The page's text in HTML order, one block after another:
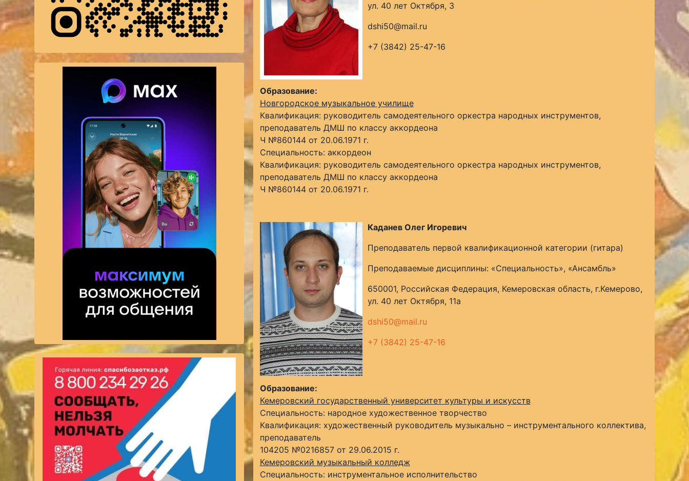
ул. 40 лет Октября, 3
dshi50@mail.ru
+7 (3842) 25-47-16
Образование:
Новгородское музыкальное училище
Квалификация: руководитель самодеятельного оркестра народных инструментов,
преподаватель ДМШ по классу аккордеона
Ч №860144 от 20.06.1971 г.
Специальность: аккордеон
Квалификация: руководитель самодеятельного оркестра народных инструментов,
преподаватель ДМШ по классу аккордеона
Ч №860144 от 20.06.1971 г.
Каданев Олег Игоревич
Преподаватель первой квалификационной категории (гитара)
Преподаваемые дисциплины: «Специальность», «Ансамбль»
650001, Российская Федерация, Кемеровская область, г.Кемерово,
ул. 40 лет Октября, 11а
dshi50@mail.ru
+7 (3842) 25-47-16
Образование:
Кемеровский государственный университет культуры и искусств
Специальность: народное художественное творчество
Квалификация: художественный руководитель музыкально – инструментального коллектива,
преподаватель
104205 №0216857 от 29.06.2015 г.
Кемеровский музыкальный колледж
Специальность: инструментальное исполнительство